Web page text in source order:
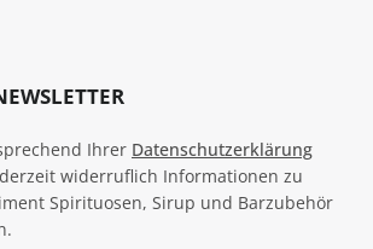
Ihrer Datenschutzerklärung
widerruflich Informationen zu
Spirituosen, Sirup und Barzubehör